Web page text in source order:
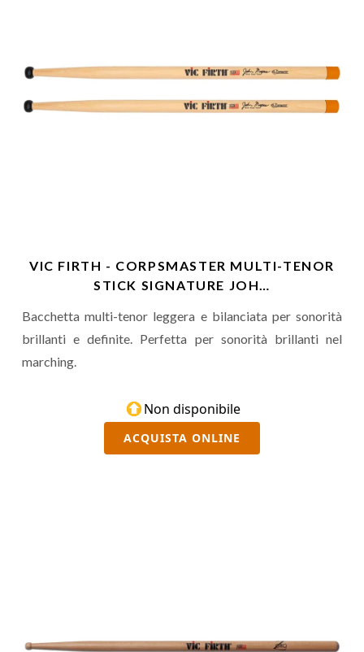
VIC FIRTH - CORPSMASTER MULTI-TENOR
STICK SIGNATURE JOH…
Bacchetta multi-tenor leggera e bilanciata per sonorità
brillanti e definite. Perfetta per sonorità brillanti nel
marching.
Non disponibile
ACQUISTA ONLINE